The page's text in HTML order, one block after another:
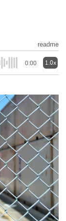
readme
0:00 1.0x